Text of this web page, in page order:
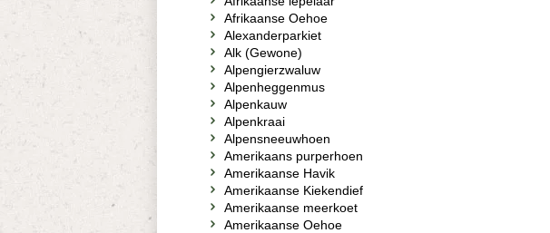
Afrikaanse Oehoe
Alexanderparkiet
Alk (Gewone)
Alpengierzwaluw
Alpenheggenmus
Alpenkauw
Alpenkraai
Alpensneeuwhoen
Amerikaans purperhoen
Amerikaanse Havik
Amerikaanse Kiekendief
Amerikaanse meerkoet
Amerikaanse Oehoe